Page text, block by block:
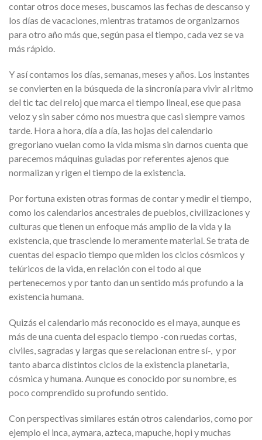
contar otros doce meses, buscamos las fechas de descanso y
los días de vacaciones, mientras tratamos de organizarnos
para otro año más que, según pasa el tiempo, cada vez se va
más rápido.
Y así contamos los días, semanas, meses y años. Los instantes
se convierten en la búsqueda de la sincronía para vivir al ritmo
del tic tac del reloj que marca el tiempo lineal, ese que pasa
veloz y sin saber cómo nos muestra que casi siempre vamos
tarde. Hora a hora, día a día, las hojas del calendario
gregoriano vuelan como la vida misma sin darnos cuenta que
parecemos máquinas guiadas por referentes ajenos que
normalizan y rigen el tiempo de la existencia.
Por fortuna existen otras formas de contar y medir el tiempo,
como los calendarios ancestrales de pueblos, civilizaciones y
culturas que tienen un enfoque más amplio de la vida y la
existencia, que trasciende lo meramente material. Se trata de
cuentas del espacio tiempo que miden los ciclos cósmicos y
telúricos de la vida, en relación con el todo al que
pertenecemos y por tanto dan un sentido más profundo a la
existencia humana.
Quizás el calendario más reconocido es el maya, aunque es
más de una cuenta del espacio tiempo -con ruedas cortas,
civiles, sagradas y largas que se relacionan entre sí-, y por
tanto abarca distintos ciclos de la existencia planetaria,
cósmica y humana. Aunque es conocido por su nombre, es
poco comprendido su profundo sentido.
Con perspectivas similares están otros calendarios, como por
ejemplo el inca, aymara, azteca, mapuche, hopi y muchas